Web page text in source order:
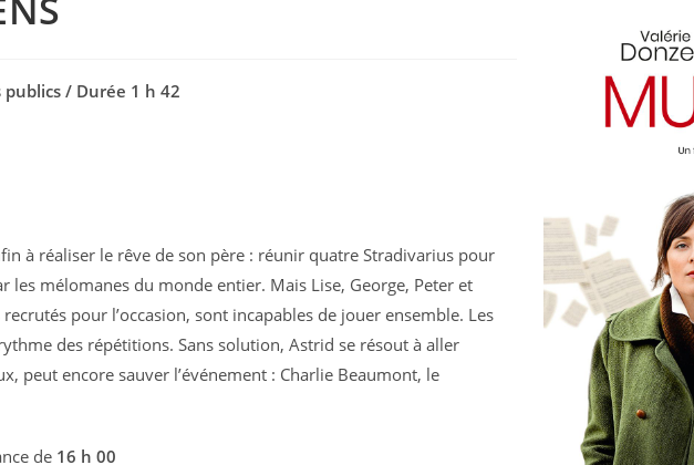
/ Durée 1 h 42
à réaliser le rêve de son père : réunir quatre Stradivarius pour
les mélomanes du monde entier. Mais Lise, George, Peter et
pour l’occasion, sont incapables de jouer ensemble. Les
des répétitions. Sans solution, Astrid se résout à aller
peut encore sauver l’événement : Charlie Beaumont, le
de 16 h 00